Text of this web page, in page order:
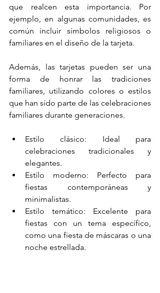
que realcen esta importancia. Por
ejemplo, en algunas comunidades, es
común incluir símbolos religiosos o
familiares en el diseño de la tarjeta.
Además, las tarjetas pueden ser una
forma de honrar las tradiciones
familiares, utilizando colores o estilos
que han sido parte de las celebraciones
familiares durante generaciones.
Estilo clásico: Ideal para
celebraciones tradicionales y
elegantes.
Estilo moderno: Perfecto para
fiestas contemporáneas y
minimalistas.
Estilo temático: Excelente para
fiestas con un tema específico,
como una fiesta de máscaras o una
noche estrellada.